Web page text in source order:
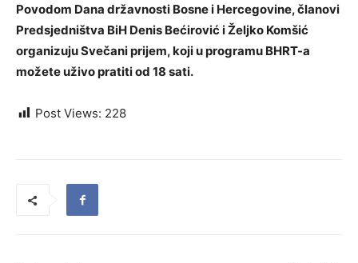
Povodom Dana državnosti Bosne i Hercegovine, članovi
Predsjedništva BiH Denis Bećirović i Željko Komšić
organizuju Svečani prijem, koji u programu BHRT-a
možete uživo pratiti od 18 sati.
Post Views: 228